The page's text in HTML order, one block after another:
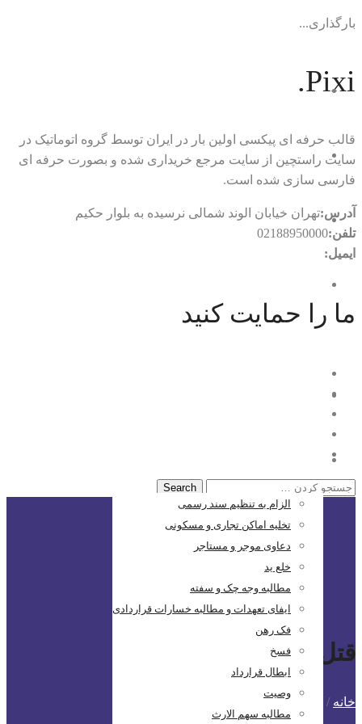
بارگذاری...
الزام به تنظیم سند رسمی
تخلیه اماکن تجاری و مسکونی
دعاوی موجر و مستاجر
خلع ید
مطالبه وجه چک و سفته
ایفای تعهدات و مطالبه خسارات قراردادی
فک رهن
فسخ
ابطال قرارداد
وصیت
مطالبه سهم الارث
Pixi.
قالب حرفه ای پیکسی اولین بار در ایران توسط گروه اتوماتیک در
سایت راستچین از سایت مرجع خریداری شده و بصورت حرفه ای
فارسی سازی شده است.
آدرس:تهران خیابان الوند شمالی نرسیده به بلوار حکیم
تلفن:02188950000
ایمیل:
ما را حمایت کنید
قتل
خانه / پست های برچسب شده: قتل